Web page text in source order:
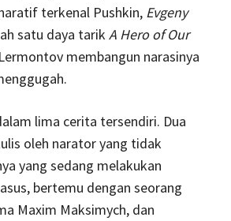
terkenal Pushkin, Evgeny
satu daya tarik A Hero of Our
membangun narasinya
lima cerita tersendiri. Dua
oleh narator yang tidak
yang sedang melakukan
bertemu dengan seorang
Maxim Maksimych, dan